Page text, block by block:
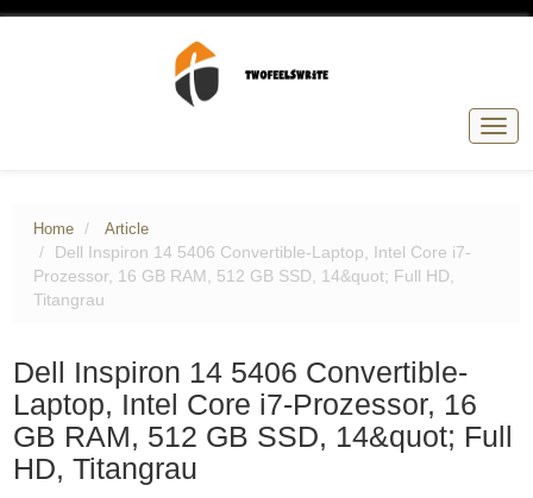
Home Article
Dell Inspiron 14 5406 Convertible-Laptop, Intel Core i7-
Prozessor, 16 GB RAM, 512 GB SSD, 14&quot; Full HD,
Titangrau
Dell Inspiron 14 5406 Convertible-
Laptop, Intel Core i7-Prozessor, 16
GB RAM, 512 GB SSD, 14&quot; Full
HD, Titangrau